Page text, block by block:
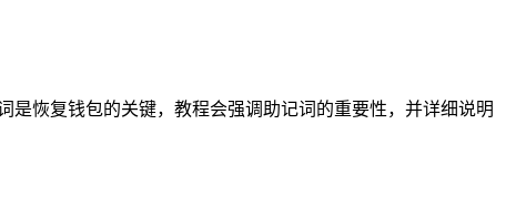
是恢复钱包的关键，教程会强调助记词的重要性，并详细说明